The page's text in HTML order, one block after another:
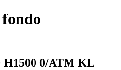
H1500 0/ATM KL